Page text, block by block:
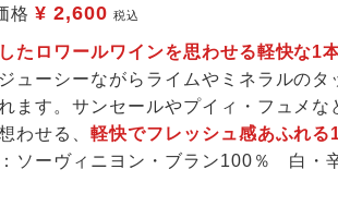
格 ¥ 2,600 税込
たロワールワインを思わせる軽快な1
ューシーながらライムやミネラルのタ
ます。サンセールやプイィ・フュメ
わせる、 軽快でフレッシュ感あふれる
ソーヴィニヨン・ブラン100％ 白・